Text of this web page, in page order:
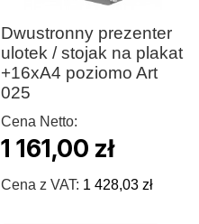
Dwustronny prezenter
ulotek / stojak na plakat
+16xA4 poziomo Art
025
Cena Netto:
1 161,00 zł
Cena z VAT: 1 428,03 zł